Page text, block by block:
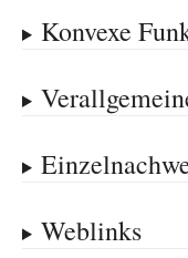
Konvexe
Weblinks